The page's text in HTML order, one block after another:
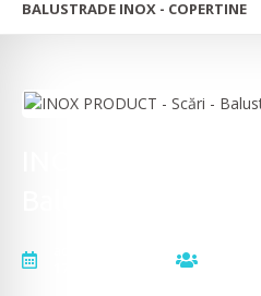
BALUSTRADE INOX - COPERTINE